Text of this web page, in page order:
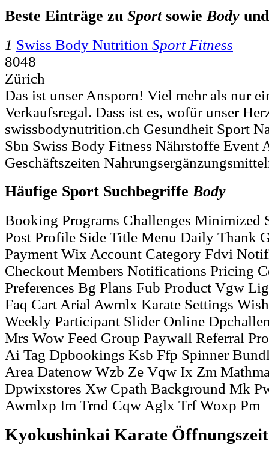
Beste Einträge zu SportsowieBody
1 Swiss Body Nutrition Sport Fitness
8048
Zürich
Das ist unser Ansporn! Viel mehr als nur
Verkaufsregal. Dass ist es, wofür unser
swissbodynutrition.ch Gesundheit Sport
Sbn Swiss Body Fitness Nährstoffe
Geschäftszeiten
Häufige Sport SuchbegriffeBody
Booking Programs Challenges Minimized
Post Profile Side Title Menu Daily Thank
Payment Wix Account Category Fdvi
Checkout Members Notifications Pricing
Preferences Bg Plans Fub Product Vgw
Faq Cart Arial Awmlx Karate Settings
Weekly Participant Slider Online
Mrs Wow Feed Group Paywall Referral
Ai Tag Dpbookings Ksb Ffp Spinner
Area Datenow Wzb Ze Vqw Ix Zm
Dpwixstores Xw Cpath Background Mk
Awmlxp Im Trnd Cqw Aglx Trf Woxp Pm
Kyokushinkai Karate